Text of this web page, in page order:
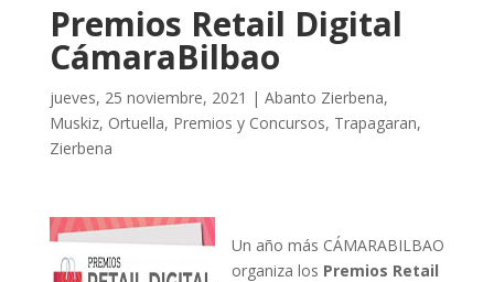
Premios Retail Digital
CámaraBilbao
jueves, 25 noviembre, 2021 | Abanto Zierbena,
Muskiz, Ortuella, Premios y Concursos, Trapagaran,
Zierbena
Un año más CÁMARABILBAO
organiza los Premios Retail